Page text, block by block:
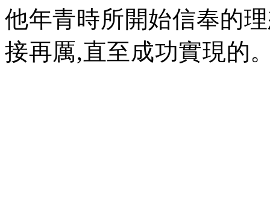
他年青時所開始信奉的
接再厲,直至成功實現的